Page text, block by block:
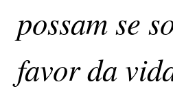
possam se
favor da